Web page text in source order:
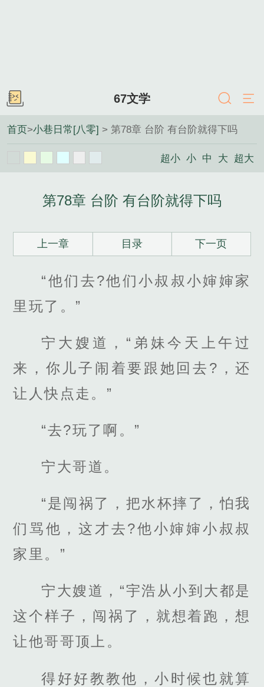
67文学
首页>小巷日常[八零] > 第78章 台阶 有台阶就得下吗
超小 小 中 大 超大
第78章 台阶 有台阶就得下吗
上一章 目录 下一页
“他们去?他们小叔叔小婶婶家
里玩了。”
宁大嫂道，“弟妹今天上午过
来，你儿子闹着要跟她回去?，还
让人快点走。”
“去?玩了啊。”
宁大哥道。
“是闯祸了，把水杯摔了，怕我
们骂他，这才去?他小婶婶小叔叔
家里。”
宁大嫂道，“宇浩从小到大都是
这个样子，闯祸了，就想着跑，想
让他哥哥顶上。
得好好教教他，小时候也就算